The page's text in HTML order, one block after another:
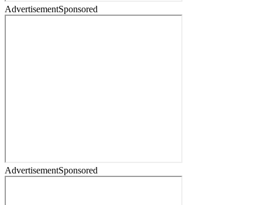
AdvertisementSponsored
AdvertisementSponsored